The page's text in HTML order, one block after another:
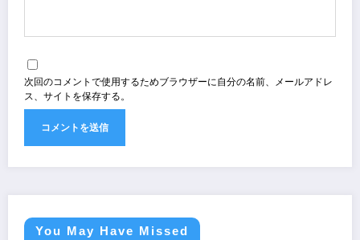
次回のコメントで使用するためブラウザーに自分の名前、メールアドレ
ス、サイトを保存する。
You May Have Missed